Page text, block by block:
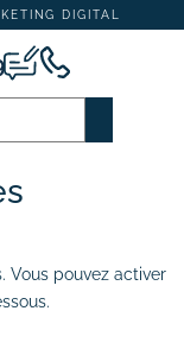
expérience
cookies que nous
Vous pouvez activer
DIGITAL